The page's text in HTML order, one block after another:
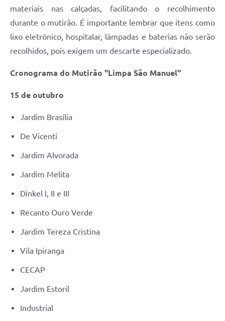
materiais nas calçadas, facilitando o recolhimento
durante o mutirão. É importante lembrar que itens como
lixo eletrônico, hospitalar, lâmpadas e baterias não serão
recolhidos, pois exigem um descarte especializado.
Cronograma do Mutirão "Limpa São Manuel"
15 de outubro
Jardim Brasília
De Vicenti
Jardim Alvorada
Jardim Melita
Dinkel I, II e III
Recanto Ouro Verde
Jardim Tereza Cristina
Vila Ipiranga
CECAP
Jardim Estoril
Industrial